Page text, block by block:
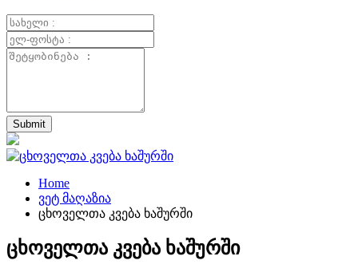
Home
ვეტ მაღაზია
ცხოველთა კვება ხაშურში
ცხოველთა კვება ხაშურში